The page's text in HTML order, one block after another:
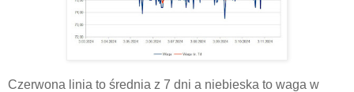
Czerwona linia to średnia z 7 dni a niebieska to waga w